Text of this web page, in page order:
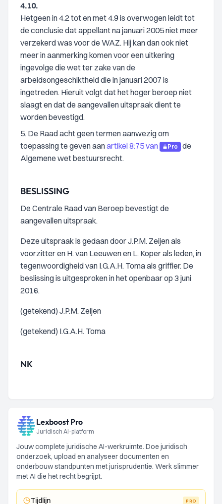
4.10.
Hetgeen in 4.2 tot en met 4.9 is overwogen leidt tot
de conclusie dat appellant na januari 2005 niet meer
verzekerd was voor de WAZ. Hij kan dan ook niet
meer in aanmerking komen voor een uitkering
ingevolge die wet ter zake van de
arbeidsongeschiktheid die in januari 2007 is
ingetreden. Hieruit volgt dat het hoger beroep niet
slaagt en dat de aangevallen uitspraak dient te
worden bevestigd.
5. De Raad acht geen termen aanwezig om
toepassing te geven aanartikel 8:75 van Pro
de
Algemene wet bestuursrecht.
BESLISSING
De Centrale Raad van Beroep bevestigt de
aangevallen uitspraak.
Deze uitspraak is gedaan door J.P.M. Zeijen als
voorzitter en H. van Leeuwen en L. Koper als leden, in
tegenwoordigheid van I.G.A.H. Toma als griffier. De
beslissing is uitgesproken in het openbaar op 3 juni
2016.
(getekend) J.P.M. Zeijen
(getekend) I.G.A.H. Toma
NK
Lexboost Pro
Juridisch AI-platform
Jouw complete juridische AI-werkruimte. Doe juridisch
onderzoek, upload en analyseer documenten en
onderbouw standpunten met jurisprudentie. Werk slimmer
met AI die het recht begrijpt.
Tijdlijn PRO